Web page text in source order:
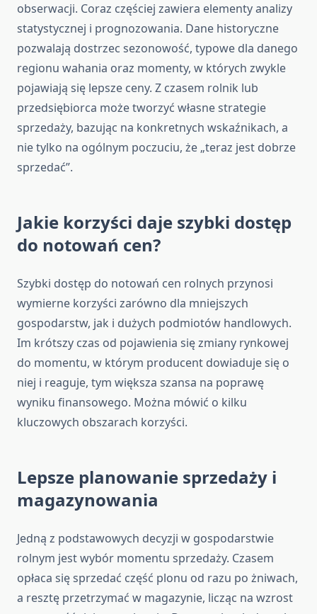
obserwacji. Coraz częściej zawiera elementy analizy
statystycznej i prognozowania. Dane historyczne
pozwalają dostrzec sezonowość, typowe dla danego
regionu wahania oraz momenty, w których zwykle
pojawiają się lepsze ceny. Z czasem rolnik lub
przedsiębiorca może tworzyć własne strategie
sprzedaży, bazując na konkretnych wskaźnikach, a
nie tylko na ogólnym poczuciu, że „teraz jest dobrze
sprzedać”.
Jakie korzyści daje szybki dostęp
do notowań cen?
Szybki dostęp do notowań cen rolnych przynosi
wymierne korzyści zarówno dla mniejszych
gospodarstw, jak i dużych podmiotów handlowych.
Im krótszy czas od pojawienia się zmiany rynkowej
do momentu, w którym producent dowiaduje się o
niej i reaguje, tym większa szansa na poprawę
wyniku finansowego. Można mówić o kilku
kluczowych obszarach korzyści.
Lepsze planowanie sprzedaży i
magazynowania
Jedną z podstawowych decyzji w gospodarstwie
rolnym jest wybór momentu sprzedaży. Czasem
opłaca się sprzedać część plonu od razu po żniwach,
a resztę przetrzymać w magazynie, licząc na wzrost